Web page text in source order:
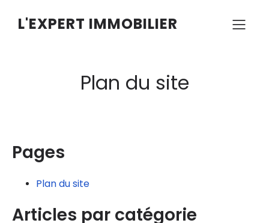
L'EXPERT IMMOBILIER
Plan du site
Pages
Plan du site
Articles par catégorie